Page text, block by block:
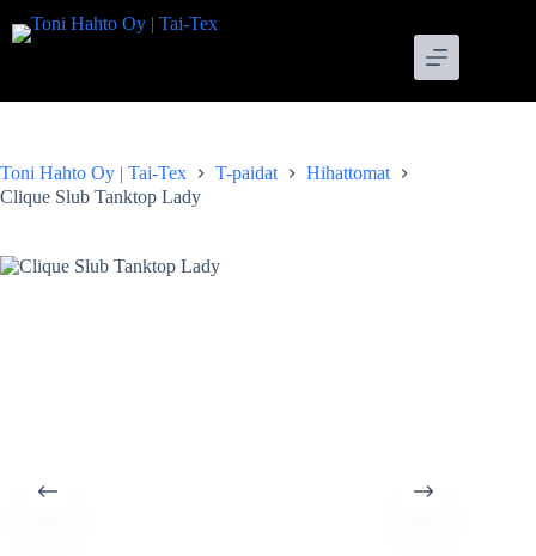
to
Toni Hahto Oy | Tai-Tex T-paidat
Hihattomat
Clique Slub Tanktop Lady